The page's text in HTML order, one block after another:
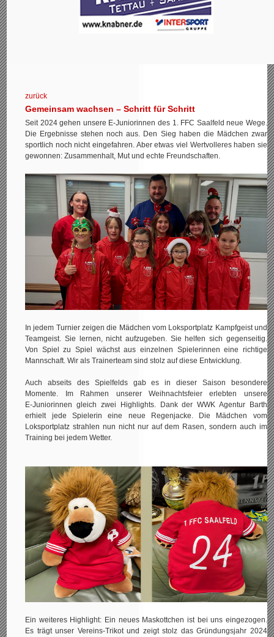
zurück
Gemeinsam wachsen – Schritt für Schritt
Seit 2024 gehen unsere E‑Juniorinnen des 1. FFC Saalfeld neue Wege.
Die Ergebnisse stehen noch aus. Den Sieg haben die Mädchen zwar
sportlich noch nicht eingefahren. Aber etwas viel Wertvolleres haben sie
gewonnen: Zusammenhalt, Mut und echte Freundschaften.
In jedem Turnier zeigen die Mädchen vom Loksportplatz Kampfgeist und
Teamgeist. Sie lernen, nicht aufzugeben. Sie helfen sich gegenseitig.
Von Spiel zu Spiel wächst aus einzelnen Spielerinnen eine richtige
Mannschaft. Wir als Trainerteam sind stolz auf diese Entwicklung.
Auch abseits des Spielfelds gab es in dieser Saison besondere
Momente. Im Rahmen unserer Weihnachtsfeier erlebten unsere
E‑Juniorinnen gleich zwei Highlights. Dank der WWK Agentur Barth
erhielt jede Spielerin eine neue Regenjacke. Die Mädchen vom
Loksportplatz strahlen nun nicht nur auf dem Rasen, sondern auch im
Training bei jedem Wetter.
Ein weiteres Highlight: Ein neues Maskottchen ist bei uns eingezogen.
Es trägt unser Vereins‑Trikot und zeigt stolz das Gründungsjahr 2024